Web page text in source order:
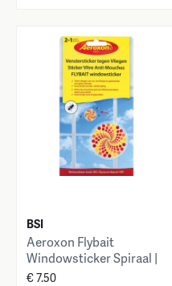
BSI
Aeroxon Flybait
Windowsticker Spiraal |
3ST
€ 7.50